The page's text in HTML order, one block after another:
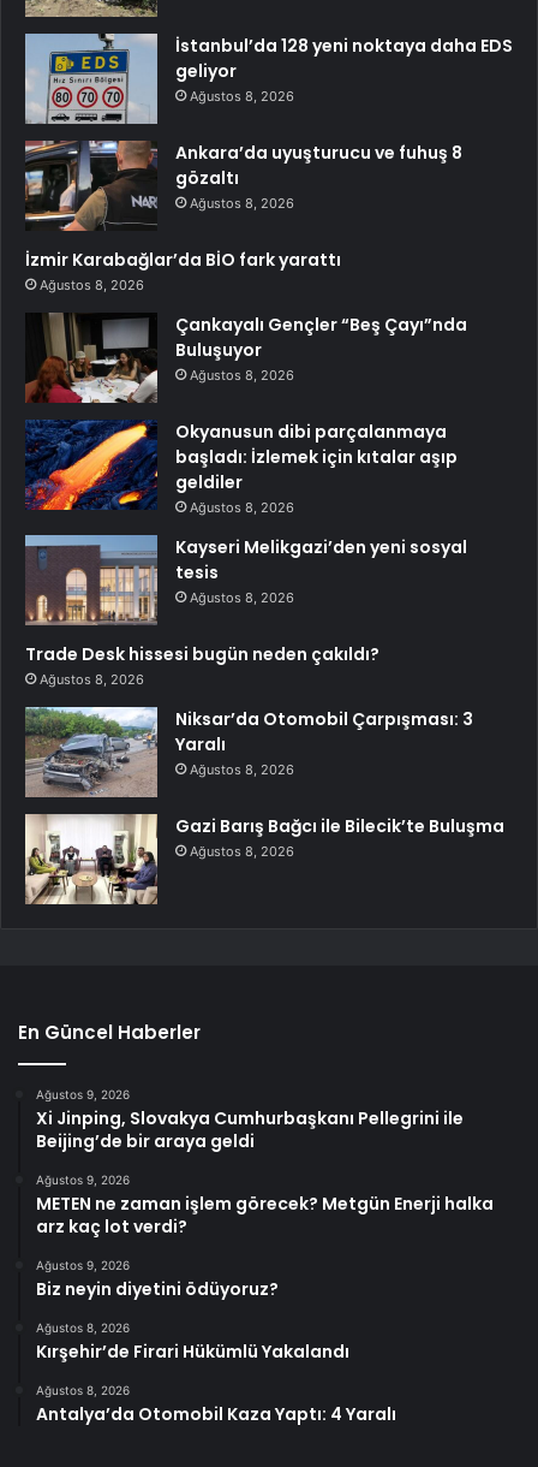
İstanbul’da 128 yeni noktaya daha EDS
geliyor
Ağustos 8, 2026
Ankara’da uyuşturucu ve fuhuş 8
gözaltı
Ağustos 8, 2026
İzmir Karabağlar’da BİO fark yarattı
Ağustos 8, 2026
Çankayalı Gençler “Beş Çayı”nda
Buluşuyor
Ağustos 8, 2026
Okyanusun dibi parçalanmaya
başladı: İzlemek için kıtalar aşıp
geldiler
Ağustos 8, 2026
Kayseri Melikgazi’den yeni sosyal
tesis
Ağustos 8, 2026
Trade Desk hissesi bugün neden çakıldı?
Ağustos 8, 2026
Niksar’da Otomobil Çarpışması: 3
Yaralı
Ağustos 8, 2026
Gazi Barış Bağcı ile Bilecik’te Buluşma
Ağustos 8, 2026
En Güncel Haberler
Ağustos 9, 2026
Xi Jinping, Slovakya Cumhurbaşkanı Pellegrini ile
Beijing’de bir araya geldi
Ağustos 9, 2026
METEN ne zaman işlem görecek? Metgün Enerji halka
arz kaç lot verdi?
Ağustos 9, 2026
Biz neyin diyetini ödüyoruz?
Ağustos 8, 2026
Kırşehir’de Firari Hükümlü Yakalandı
Ağustos 8, 2026
Antalya’da Otomobil Kaza Yaptı: 4 Yaralı